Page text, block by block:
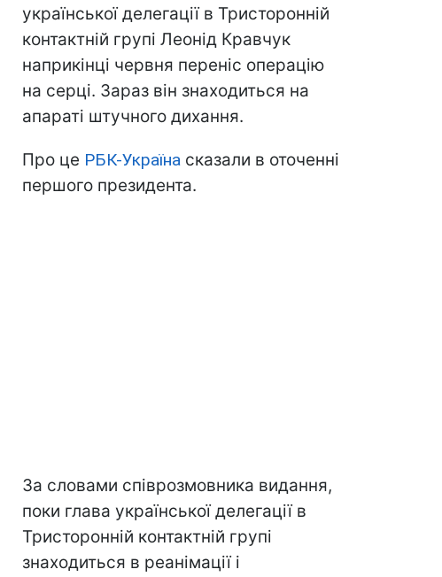
української делегації в Тристоронній
контактній групі Леонід Кравчук
наприкінці червня переніс операцію
на серці. Зараз він знаходиться на
апараті штучного дихання.
Про це РБК-Україна сказали в оточенні
першого президента.
За словами співрозмовника видання,
поки глава української делегації в
Тристоронній контактній групі
знаходиться в реанімації і